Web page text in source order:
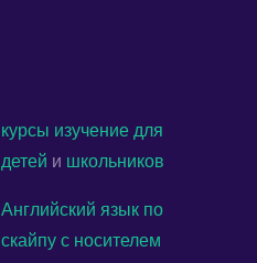
курсы изучение для
детей и школьников
Английский язык по
скайпу с носителем